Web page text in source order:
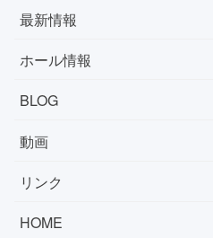
最新情報
ホール情報
BLOG
動画
リンク
HOME